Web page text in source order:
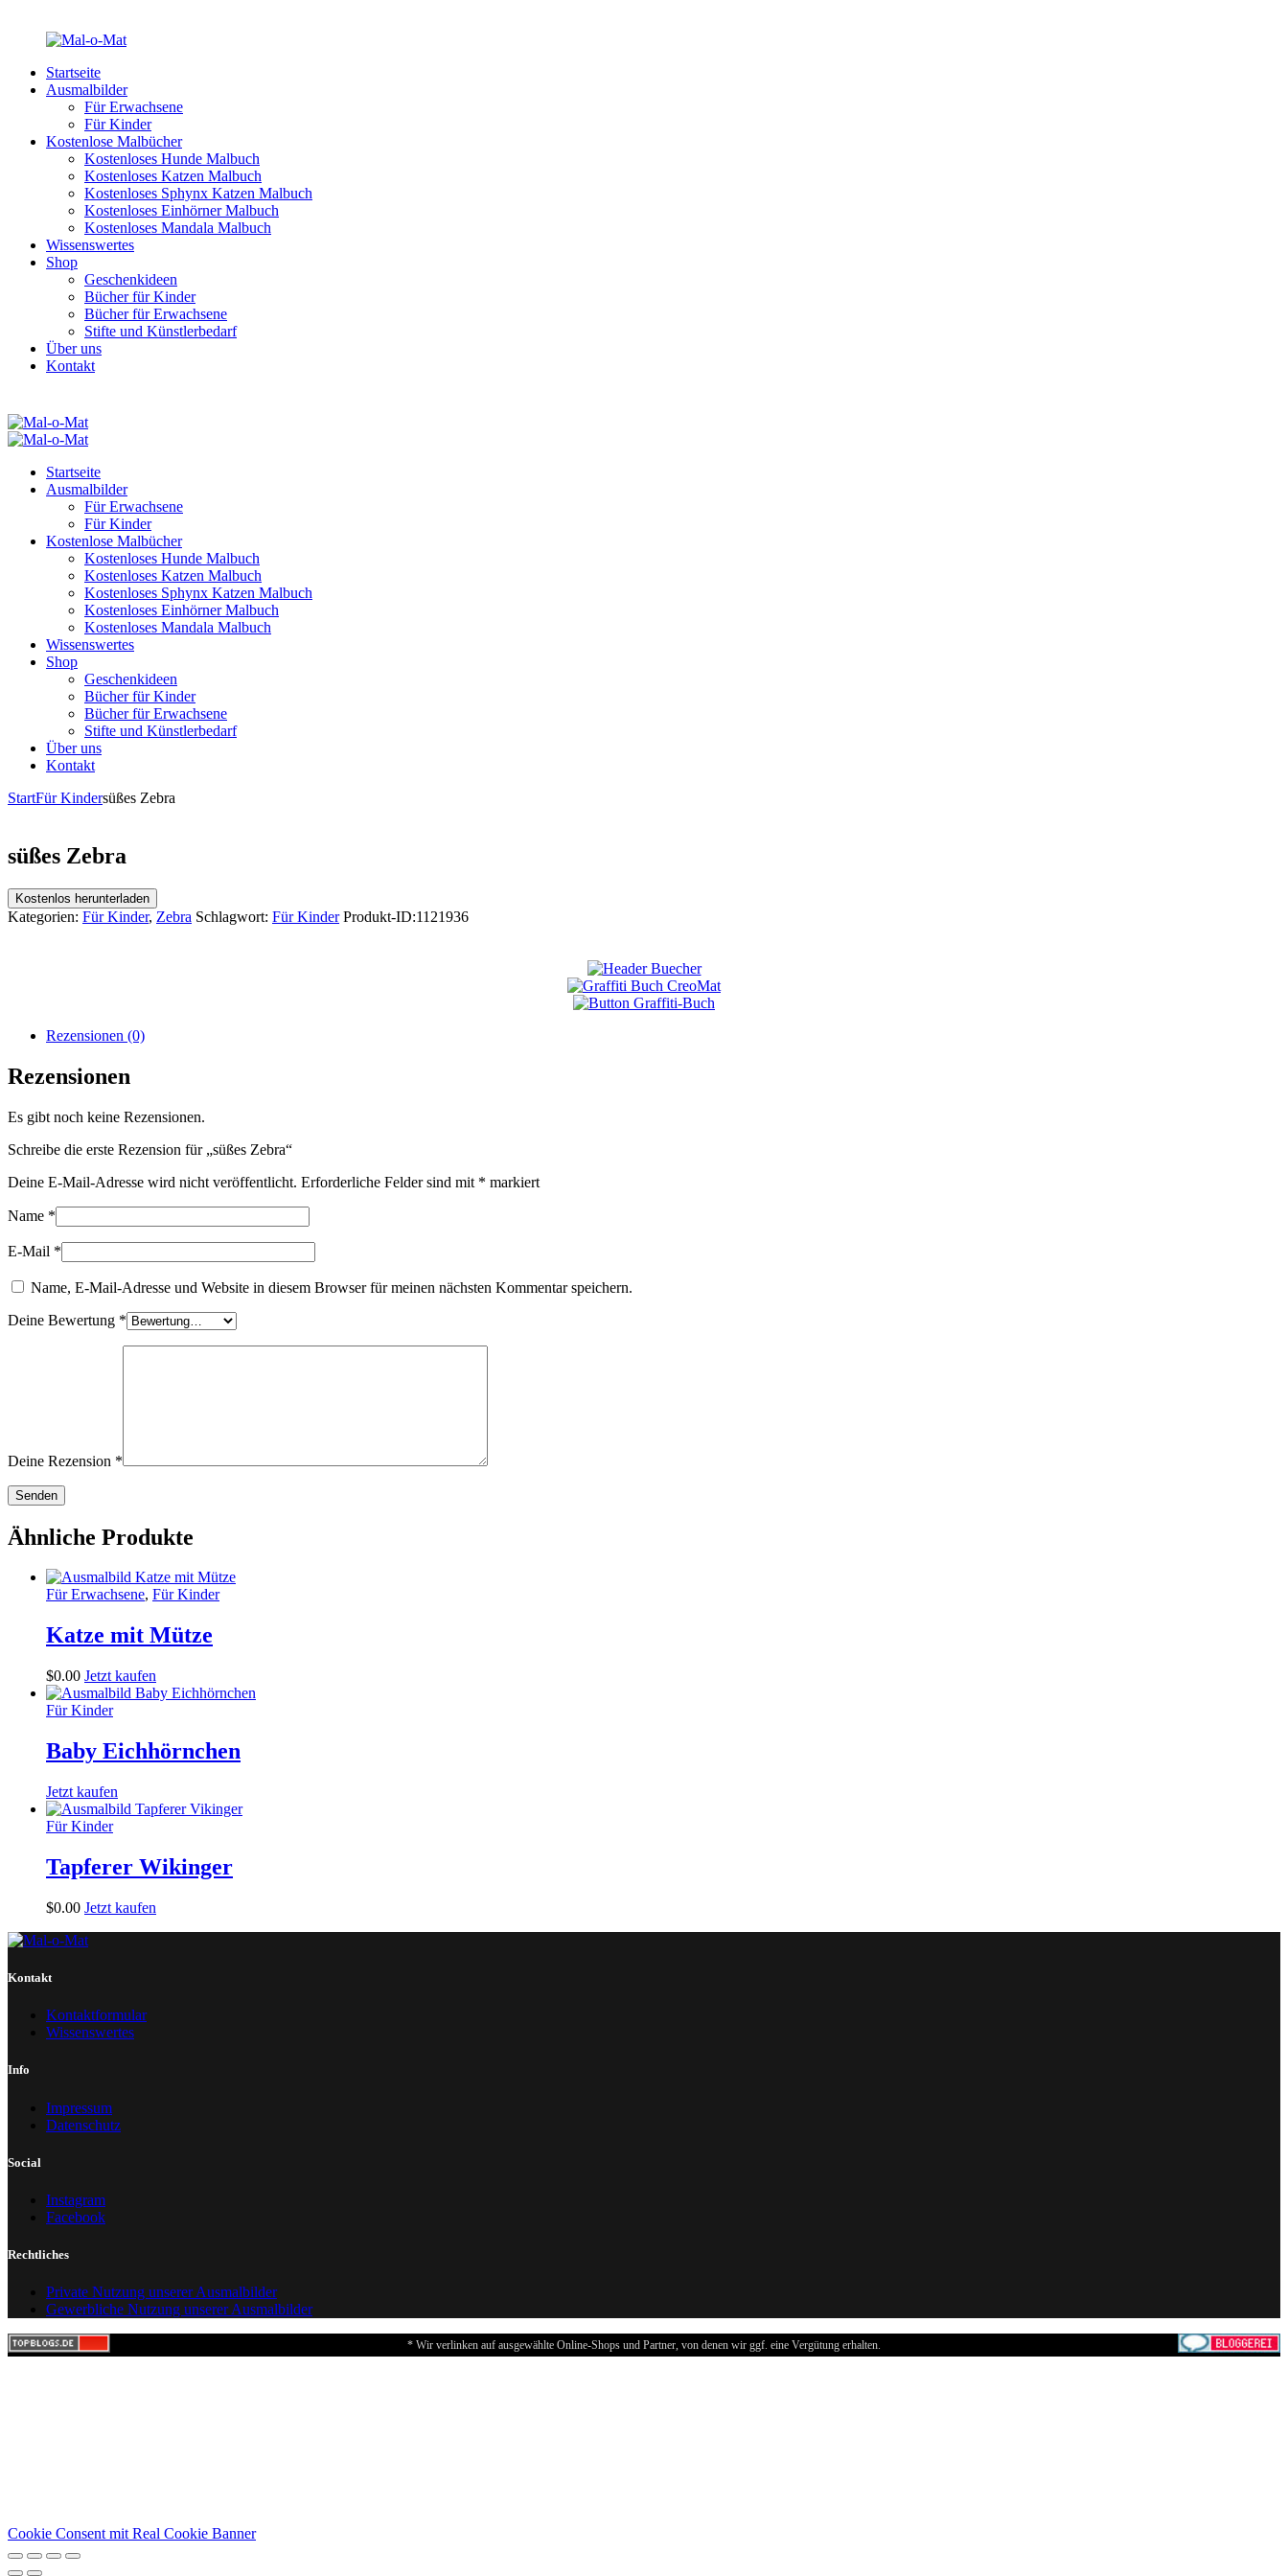
Startseite
Ausmalbilder
Für Erwachsene
Für Kinder
Kostenlose Malbücher
Kostenloses Hunde Malbuch
Kostenloses Katzen Malbuch
Kostenloses Sphynx Katzen Malbuch
Kostenloses Einhörner Malbuch
Kostenloses Mandala Malbuch
Wissenswertes
Shop
Geschenkideen
Bücher für Kinder
Bücher für Erwachsene
Stifte und Künstlerbedarf
Über uns
Kontakt
Startseite
Ausmalbilder
Für Erwachsene
Für Kinder
Kostenlose Malbücher
Kostenloses Hunde Malbuch
Kostenloses Katzen Malbuch
Kostenloses Sphynx Katzen Malbuch
Kostenloses Einhörner Malbuch
Kostenloses Mandala Malbuch
Wissenswertes
Shop
Geschenkideen
Bücher für Kinder
Bücher für Erwachsene
Stifte und Künstlerbedarf
Über uns
Kontakt
StartFür Kindersüßes Zebra
süßes Zebra
Kostenlos herunterladen
Kategorien: Für Kinder, Zebra Schlagwort: Für Kinder Produkt-ID:1121936
Rezensionen (0)
Rezensionen
Es gibt noch keine Rezensionen.
Schreibe die erste Rezension für „süßes Zebra“
Deine E-Mail-Adresse wird nicht veröffentlicht. Erforderliche Felder sind mit * markiert
Name *
E-Mail *
Name, E-Mail-Adresse und Website in diesem Browser für meinen nächsten Kommentar speichern.
Deine Bewertung *
Deine Rezension *
Ähnliche Produkte
Für Erwachsene, Für Kinder
Katze mit Mütze
$0.00 Jetzt kaufen
Für Kinder
Baby Eichhörnchen
Jetzt kaufen
Für Kinder
Tapferer Wikinger
$0.00 Jetzt kaufen
Kontakt
Kontaktformular
Wissenswertes
Info
Impressum
Datenschutz
Social
Instagram
Facebook
Rechtliches
Private Nutzung unserer Ausmalbilder
Gewerbliche Nutzung unserer Ausmalbilder
* Wir verlinken auf ausgewählte Online-Shops und Partner, von denen wir ggf. eine Vergütung erhalten.
Cookie Consent mit Real Cookie Banner